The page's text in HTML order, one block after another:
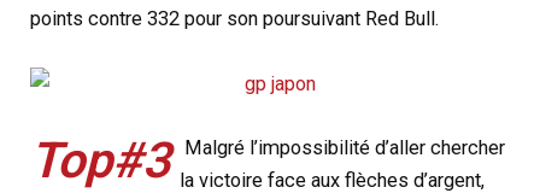
points contre 332 pour son poursuivant Red Bull.
Top#3
Malgré l’impossibilité d’aller chercher
la victoire face aux flèches d’argent,